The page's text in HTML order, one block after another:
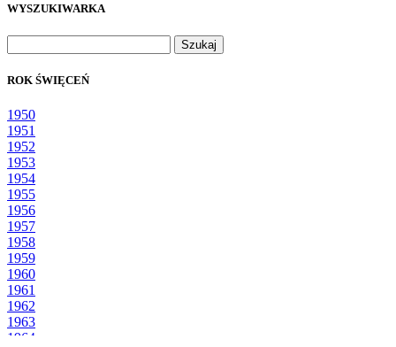
WYSZUKIWARKA
ROK ŚWIĘCEŃ
1950
1951
1952
1953
1954
1955
1956
1957
1958
1959
1960
1961
1962
1963
1964